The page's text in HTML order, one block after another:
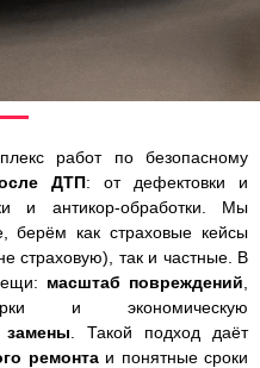
работ по безопасному
ДТП: от дефектовки и
и антикор-обработки. Мы
берём как страховые кейсы
страховую), так и частные. В
масштаб повреждений
и экономическую
. Такой подход даёт
ремонтаи понятные сроки